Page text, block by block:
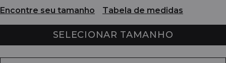
Encontre seu tamanho Tabela de medidas
SELECIONAR TAMANHO